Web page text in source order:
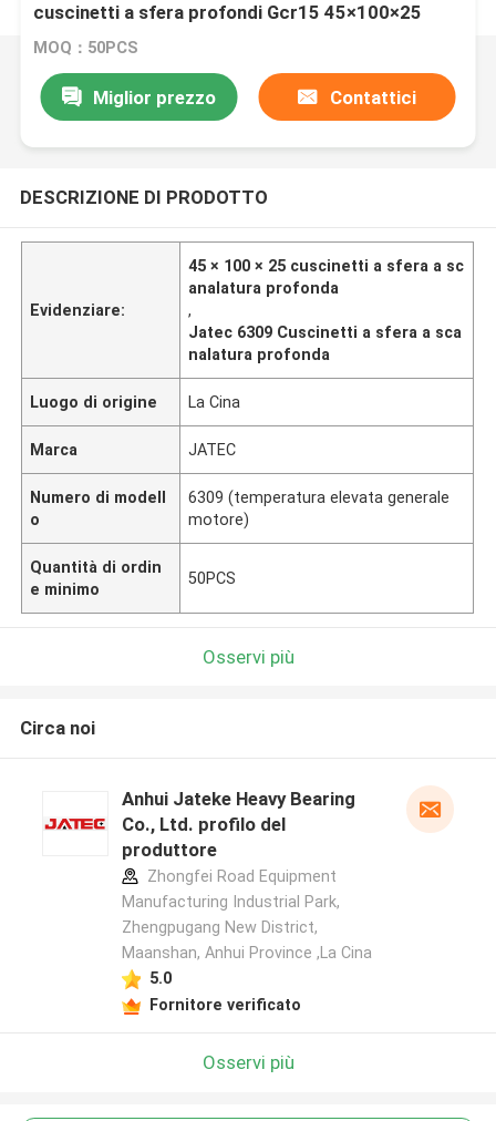
cuscinetti a sfera profondi Gcr15 45×100×25
della scanalatura del motore)
MOQ：50PCS
Miglior prezzo Contattici
DESCRIZIONE DI PRODOTTO
Evidenziare:
45 × 100 × 25 cuscinetti a sfera a sc
analatura profonda
,
Jatec 6309 Cuscinetti a sfera a sca
nalatura profonda
Luogo di origine La Cina
Marca JATEC
Numero di modell
o
6309 (temperatura elevata generale
motore)
Quantità di ordin
e minimo
50PCS
Osservi più
Circa noi
Anhui Jateke Heavy Bearing
Co., Ltd. profilo del
produttore
Zhongfei Road Equipment
Manufacturing Industrial Park,
Zhengpugang New District,
Maanshan, Anhui Province ,La Cina
5.0
Fornitore verificato
Osservi più